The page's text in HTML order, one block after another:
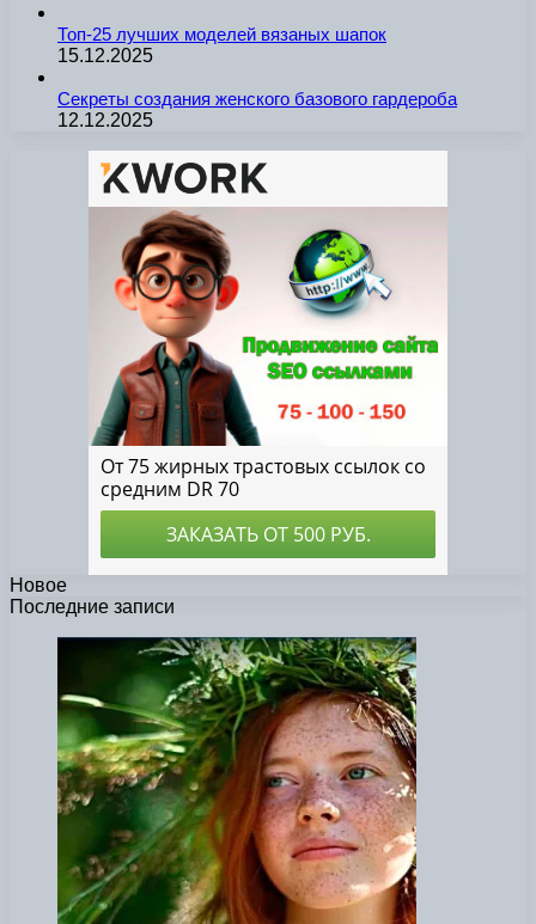
Топ-25 лучших моделей вязаных шапок
15.12.2025
Секреты создания женского базового гардероба
12.12.2025
Новое
Последние записи